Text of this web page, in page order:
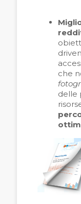
che
delle